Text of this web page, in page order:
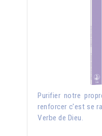
Purifier notre
renforcer c'est se
Verbe de Dieu.